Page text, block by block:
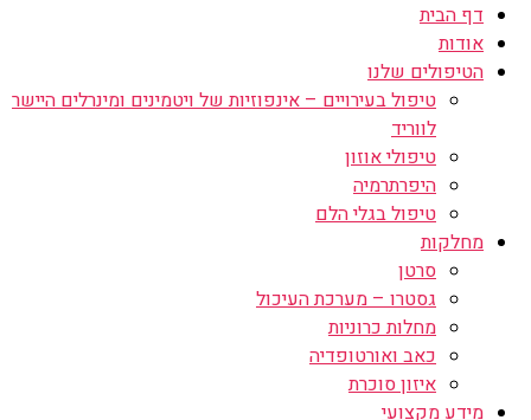
דף הבית
אודות
הטיפולים שלנו
טיפול בעירויים – אינפוזיות של ויטמינים ומינרלים היישר
לווריד
טיפולי אוזון
היפרתרמיה
טיפול בגלי הלם
מחלקות
סרטן
גסטרו – מערכת העיכול
מחלות כרוניות
כאב ואורטופדיה
איזון סוכרת
מידע מקצועי